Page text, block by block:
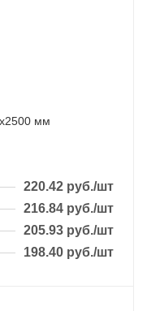
мм
220.42 руб./шт
216.84 руб./шт
205.93 руб./шт
198.40 руб./шт